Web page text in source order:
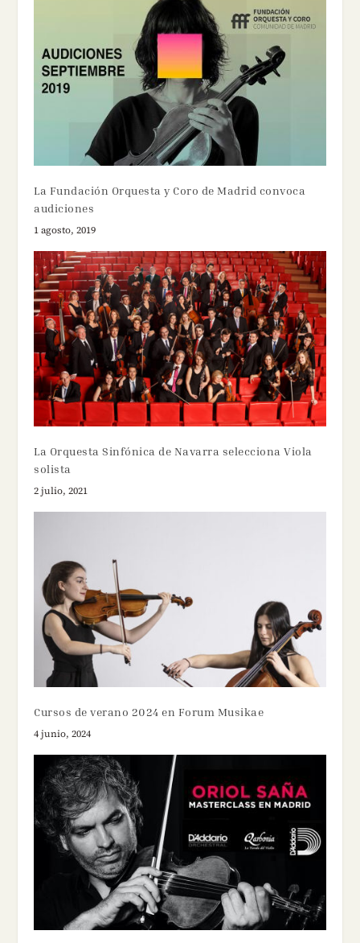
La Fundación Orquesta y Coro de Madrid convoca
audiciones
1 agosto, 2019
La Orquesta Sinfónica de Navarra selecciona Viola
solista
2 julio, 2021
Cursos de verano 2024 en Forum Musikae
4 junio, 2024